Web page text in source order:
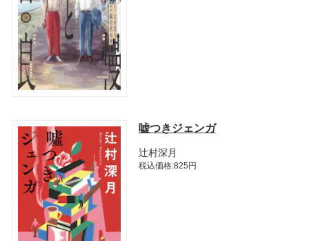
嘘つきジェンガ
辻村深月
税込価格:825円